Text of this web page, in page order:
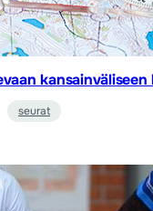
seurat